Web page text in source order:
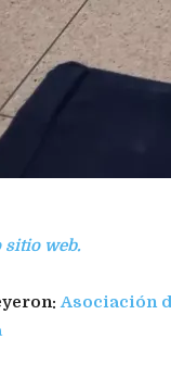
sitio web.
Asociación